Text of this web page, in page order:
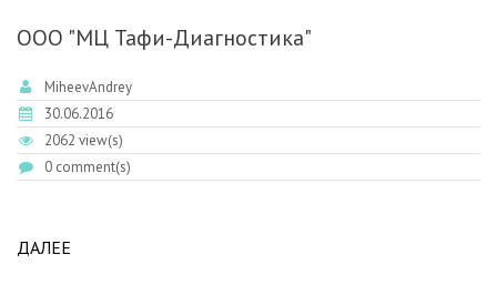
ООО "МЦ Тафи-Диагностика"
MiheevAndrey
30.06.2016
2062 view(s)
0 comment(s)
ДАЛЕЕ